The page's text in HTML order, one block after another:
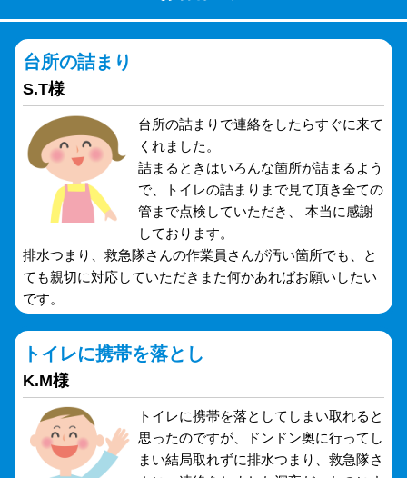
台所の詰まり
S.T様
台所の詰まりで連絡をしたらすぐに来て
くれました。
詰まるときはいろんな箇所が詰まるよう
で、トイレの詰まりまで見て頂き全ての
管まで点検していただき、 本当に感謝
しております。
排水つまり、救急隊さんの作業員さんが汚い箇所でも、と
ても親切に対応していただきまた何かあればお願いしたい
です。
トイレに携帯を落とし
K.M様
トイレに携帯を落としてしまい取れると
思ったのですが、ドンドン奥に行ってし
まい結局取れずに排水つまり、救急隊さ